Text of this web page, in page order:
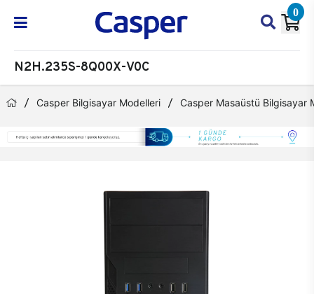
0
N2H.235S-8Q00X-V0C
Casper Bilgisayar Modelleri Casper Masaüstü Bilgisayar